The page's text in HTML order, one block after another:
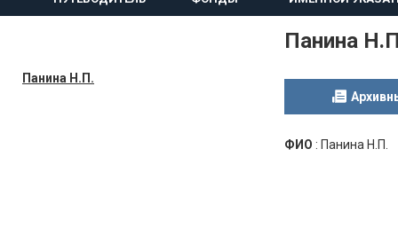
Панина Н.П.
Панина
ФИО : Панина Н.П.